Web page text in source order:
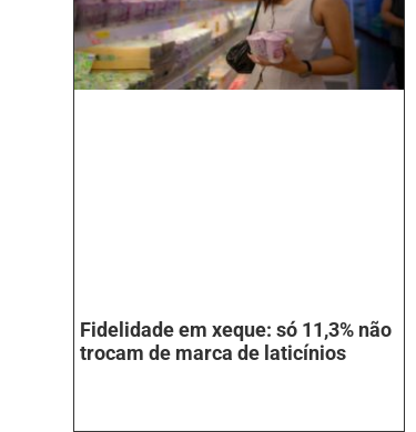
Fidelidade em xeque: só 11,3% não
trocam de marca de laticínios